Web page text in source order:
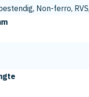
Non-ferro,